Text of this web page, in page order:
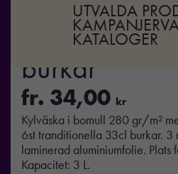
UTVALDA
KAMPANJER
KATALOGER
EVAN –
burkar
fr. 34,00 kr
Kylväska i bomull 280 gr/m²
6st tranditionella 33cl burkar. 3
laminerad aluminiumfolie. Plats
Kapacitet: 3 L.